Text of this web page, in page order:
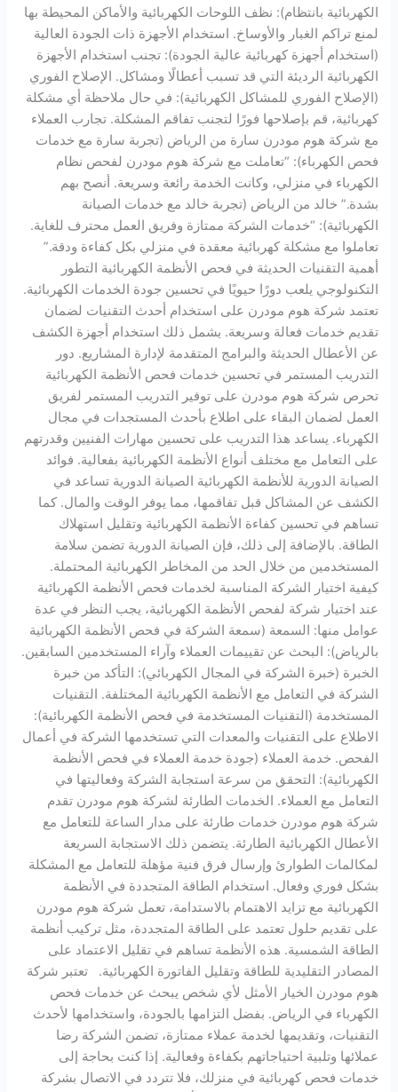
الكهربائية بانتظام): نظف اللوحات الكهربائية والأماكن المحيطة بها
لمنع تراكم الغبار والأوساخ. استخدام الأجهزة ذات الجودة العالية
(استخدام أجهزة كهربائية عالية الجودة): تجنب استخدام الأجهزة
الكهربائية الرديئة التي قد تسبب أعطالًا ومشاكل. الإصلاح الفوري
(الإصلاح الفوري للمشاكل الكهربائية): في حال ملاحظة أي مشكلة
كهربائية، قم بإصلاحها فورًا لتجنب تفاقم المشكلة. تجارب العملاء
مع شركة هوم مودرن سارة من الرياض (تجربة سارة مع خدمات
فحص الكهرباء): “تعاملت مع شركة هوم مودرن لفحص نظام
الكهرباء في منزلي، وكانت الخدمة رائعة وسريعة. أنصح بهم
بشدة.” خالد من الرياض (تجربة خالد مع خدمات الصيانة
الكهربائية): “خدمات الشركة ممتازة وفريق العمل محترف للغاية.
تعاملوا مع مشكلة كهربائية معقدة في منزلي بكل كفاءة ودقة.”
أهمية التقنيات الحديثة في فحص الأنظمة الكهربائية التطور
التكنولوجي يلعب دورًا حيويًا في تحسين جودة الخدمات الكهربائية.
تعتمد شركة هوم مودرن على استخدام أحدث التقنيات لضمان
تقديم خدمات فعالة وسريعة. يشمل ذلك استخدام أجهزة الكشف
عن الأعطال الحديثة والبرامج المتقدمة لإدارة المشاريع. دور
التدريب المستمر في تحسين خدمات فحص الأنظمة الكهربائية
تحرص شركة هوم مودرن على توفير التدريب المستمر لفريق
العمل لضمان البقاء على اطلاع بأحدث المستجدات في مجال
الكهرباء. يساعد هذا التدريب على تحسين مهارات الفنيين وقدرتهم
على التعامل مع مختلف أنواع الأنظمة الكهربائية بفعالية. فوائد
الصيانة الدورية للأنظمة الكهربائية الصيانة الدورية تساعد في
الكشف عن المشاكل قبل تفاقمها، مما يوفر الوقت والمال. كما
تساهم في تحسين كفاءة الأنظمة الكهربائية وتقليل استهلاك
الطاقة. بالإضافة إلى ذلك، فإن الصيانة الدورية تضمن سلامة
المستخدمين من خلال الحد من المخاطر الكهربائية المحتملة.
كيفية اختيار الشركة المناسبة لخدمات فحص الأنظمة الكهربائية
عند اختيار شركة لفحص الأنظمة الكهربائية، يجب النظر في عدة
عوامل منها: السمعة (سمعة الشركة في فحص الأنظمة الكهربائية
بالرياض): البحث عن تقييمات العملاء وآراء المستخدمين السابقين.
الخبرة (خبرة الشركة في المجال الكهربائي): التأكد من خبرة
الشركة في التعامل مع الأنظمة الكهربائية المختلفة. التقنيات
المستخدمة (التقنيات المستخدمة في فحص الأنظمة الكهربائية):
الاطلاع على التقنيات والمعدات التي تستخدمها الشركة في أعمال
الفحص. خدمة العملاء (جودة خدمة العملاء في فحص الأنظمة
الكهربائية): التحقق من سرعة استجابة الشركة وفعاليتها في
التعامل مع العملاء. الخدمات الطارئة لشركة هوم مودرن تقدم
شركة هوم مودرن خدمات طارئة على مدار الساعة للتعامل مع
الأعطال الكهربائية الطارئة. يتضمن ذلك الاستجابة السريعة
لمكالمات الطوارئ وإرسال فرق فنية مؤهلة للتعامل مع المشكلة
بشكل فوري وفعال. استخدام الطاقة المتجددة في الأنظمة
الكهربائية مع تزايد الاهتمام بالاستدامة، تعمل شركة هوم مودرن
على تقديم حلول تعتمد على الطاقة المتجددة، مثل تركيب أنظمة
الطاقة الشمسية. هذه الأنظمة تساهم في تقليل الاعتماد على
المصادر التقليدية للطاقة وتقليل الفاتورة الكهربائية. تعتبر شركة
هوم مودرن الخيار الأمثل لأي شخص يبحث عن خدمات فحص
الكهرباء في الرياض. بفضل التزامها بالجودة، واستخدامها لأحدث
التقنيات، وتقديمها لخدمة عملاء ممتازة، تضمن الشركة رضا
عملائها وتلبية احتياجاتهم بكفاءة وفعالية. إذا كنت بحاجة إلى
خدمات فحص كهربائية في منزلك، فلا تتردد في الاتصال بشركة